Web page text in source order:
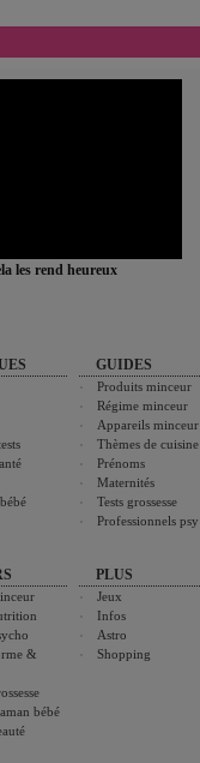
les rend heureux
&
bébé
GUIDES
Produits minceur
Régime minceur
Appareils minceur
Thèmes de cuisine
Prénoms
Maternités
Tests grossesse
Professionnels psy
PLUS
Jeux
Infos
Astro
Shopping